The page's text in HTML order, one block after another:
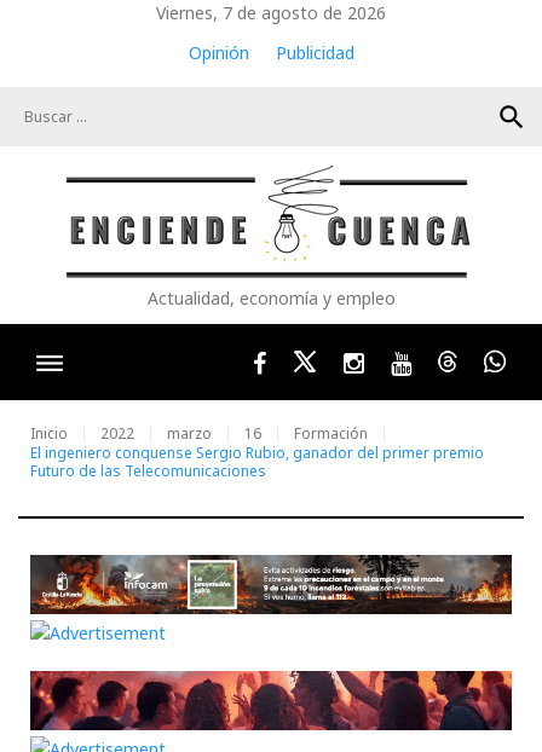
Viernes, 7 de agosto de 2026
Opinión
Publicidad
search
Actualidad, economía y empleo
FacebookTwitterInstagram
YoutubeThreads
Inicio 2022 marzo 16
Formación
El ingeniero conquense Sergio Rubio, ganador del primer premio
Futuro de las Telecomunicaciones